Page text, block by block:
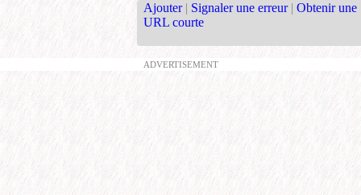
Ajouter | Signaler une erreur | Obtenir une
URL courte
ADVERTISEMENT